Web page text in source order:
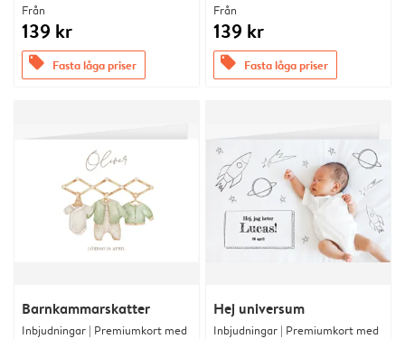
Från
139 kr
offers Fasta låga priser
Från
139 kr
offers Fasta låga priser
Barnkammarskatter
Inbjudningar | Premiumkort med
Hej universum
Inbjudningar | Premiumkort med